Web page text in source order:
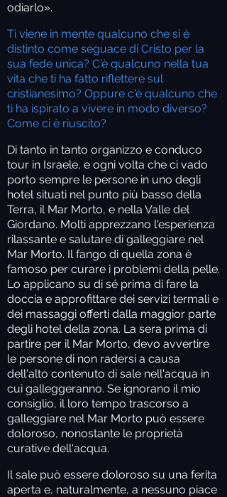
odiarlo».
Ti viene in mente qualcuno che si è
distinto come seguace di Cristo per la
sua fede unica? C'è qualcuno nella tua
vita che ti ha fatto riflettere sul
cristianesimo? Oppure c'è qualcuno che
ti ha ispirato a vivere in modo diverso?
Come ci è riuscito?
Di tanto in tanto organizzo e conduco
tour in Israele, e ogni volta che ci vado
porto sempre le persone in uno degli
hotel situati nel punto più basso della
Terra, il Mar Morto, e nella Valle del
Giordano. Molti apprezzano l'esperienza
rilassante e salutare di galleggiare nel
Mar Morto. Il fango di quella zona è
famoso per curare i problemi della pelle.
Lo applicano su di sé prima di fare la
doccia e approfittare dei servizi termali e
dei massaggi offerti dalla maggior parte
degli hotel della zona. La sera prima di
partire per il Mar Morto, devo avvertire
le persone di non radersi a causa
dell'alto contenuto di sale nell'acqua in
cui galleggeranno. Se ignorano il mio
consiglio, il loro tempo trascorso a
galleggiare nel Mar Morto può essere
doloroso, nonostante le proprietà
curative dell'acqua.
Il sale può essere doloroso su una ferita
aperta e, naturalmente, a nessuno piace